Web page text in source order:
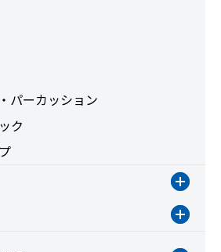
パーカッション
ク